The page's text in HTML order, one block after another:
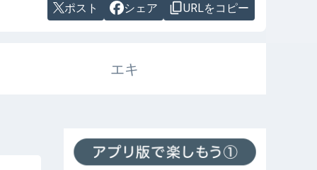
ポスト シェア URLをコピー
エキ